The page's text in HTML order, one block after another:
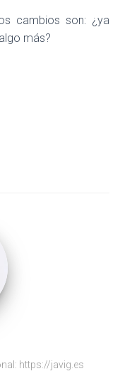
cambios son: ¿ya
más?
https://javig.es